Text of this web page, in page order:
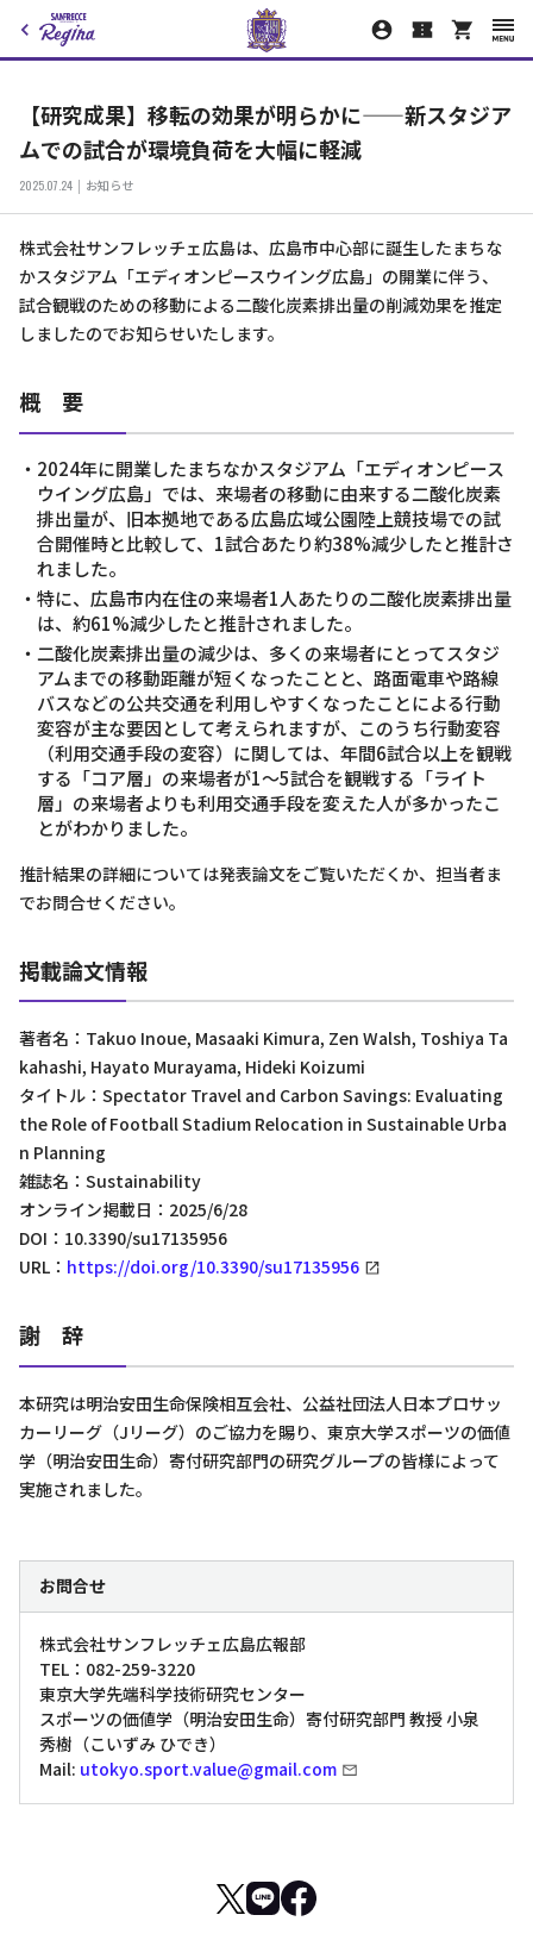
【研究成果】移転の効果が明らかに——新スタジア
ムでの試合が環境負荷を大幅に軽減
2025.07.24 お知らせ
株式会社サンフレッチェ広島は、広島市中心部に誕生したまちな
かスタジアム「エディオンピースウイング広島」の開業に伴う、
試合観戦のための移動による二酸化炭素排出量の削減効果を推定
しましたのでお知らせいたします。
概 要
・2024年に開業したまちなかスタジアム「エディオンピース
ウイング広島」では、来場者の移動に由来する二酸化炭素
排出量が、旧本拠地である広島広域公園陸上競技場での試
合開催時と比較して、1試合あたり約38%減少したと推計さ
れました。
・特に、広島市内在住の来場者1人あたりの二酸化炭素排出量
は、約61%減少したと推計されました。
・二酸化炭素排出量の減少は、多くの来場者にとってスタジ
アムまでの移動距離が短くなったことと、路面電車や路線
バスなどの公共交通を利用しやすくなったことによる行動
変容が主な要因として考えられますが、このうち行動変容
（利用交通手段の変容）に関しては、年間6試合以上を観戦
する「コア層」の来場者が1〜5試合を観戦する「ライト
層」の来場者よりも利用交通手段を変えた人が多かったこ
とがわかりました。
推計結果の詳細については発表論文をご覧いただくか、担当者ま
でお問合せください。
掲載論文情報
著者名：Takuo Inoue, Masaaki Kimura, Zen Walsh, Toshiya Ta
kahashi, Hayato Murayama, Hideki Koizumi
タイトル：Spectator Travel and Carbon Savings: Evaluating
the Role of Football Stadium Relocation in Sustainable Urba
n Planning
雑誌名：Sustainability
オンライン掲載日：2025/6/28
DOI：10.3390/su17135956
URL： https://doi.org/10.3390/su17135956
謝 辞
本研究は明治安田生命保険相互会社、公益社団法人日本プロサッ
カーリーグ（Jリーグ）のご協力を賜り、東京大学スポーツの価値
学（明治安田生命）寄付研究部門の研究グループの皆様によって
実施されました。
お問合せ
株式会社サンフレッチェ広島広報部
TEL：082-259-3220
東京大学先端科学技術研究センター
スポーツの価値学（明治安田生命）寄付研究部門 教授 小泉
秀樹（こいずみ ひでき）
Mail: utokyo.sport.value@gmail.com